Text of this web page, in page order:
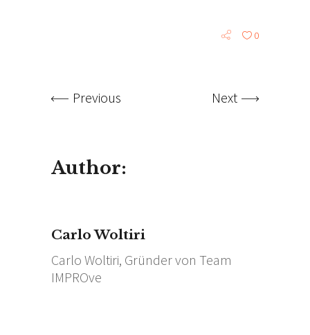
0
Previous Next
Author:
Carlo Woltiri
Carlo Woltiri, Gründer von Team
IMPROve